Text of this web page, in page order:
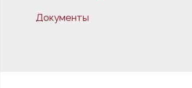
Документы